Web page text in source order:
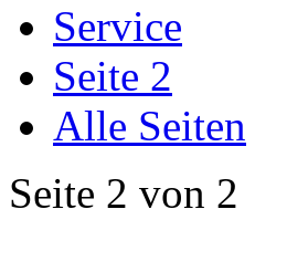
Service
Seite 2
Alle Seiten
Seite 2 von 2